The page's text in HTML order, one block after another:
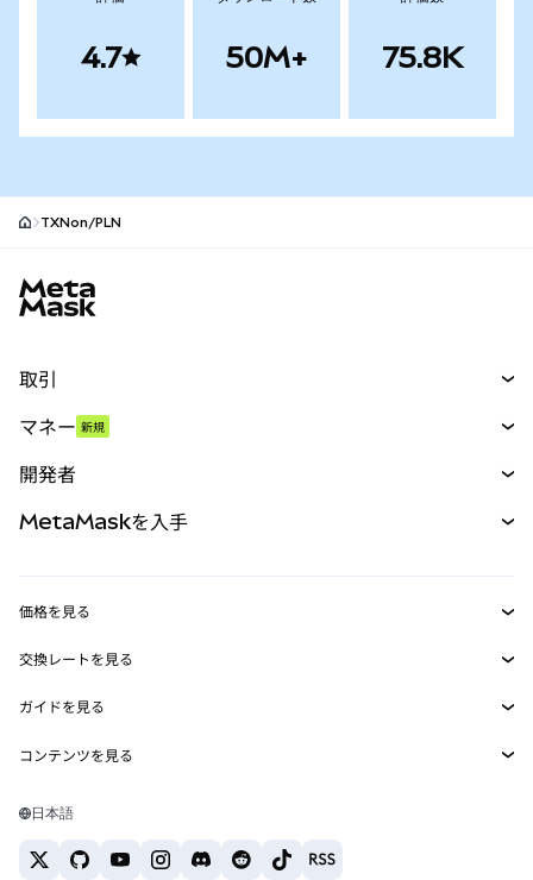
4.7 50M+ 75.8K
TXNon/PLN
取引
パーペチュアル
RWA
マネー 新規
開発者
MetaMask Connect
Snaps
Web3サービス
MetaMaskを入手
セキュリティ
サポート
キャリア
お問い合わせ
価格を見る
イーサリアムの価格
Solanaの価格
Tetherの価格
交換レートを見る
ETH→USD
USDT→INR
BTC→INR
ETH→USDT
ガイドを見る
ETHの購入
USDTの購入
コンテンツを見る
Solanaウォレット
日本語